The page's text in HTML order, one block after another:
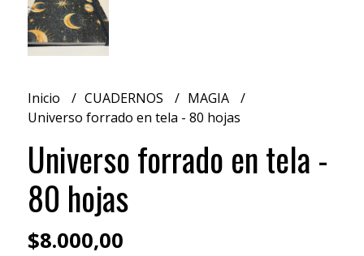
Inicio CUADERNOS
MAGIA
Universo forrado en tela - 80 hojas
Universo forrado en tela -
80 hojas
$8.000,00